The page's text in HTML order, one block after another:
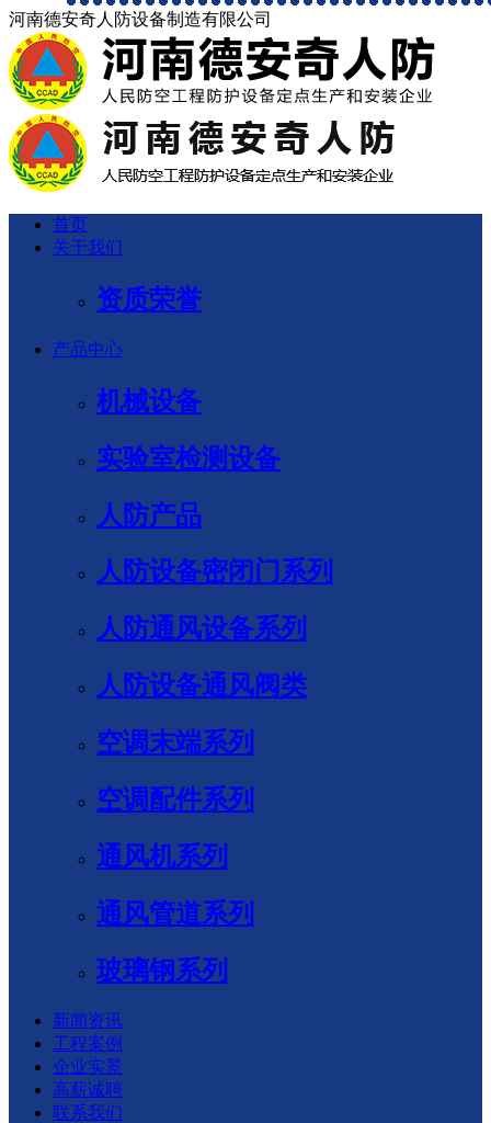
河南德安奇人防设备制造有限公司
首页
关于我们
资质荣誉
产品中心
机械设备
实验室检测设备
人防产品
人防设备密闭门系列
人防通风设备系列
人防设备通风阀类
空调末端系列
空调配件系列
通风机系列
通风管道系列
玻璃钢系列
新闻资讯
工程案例
企业实景
高薪诚聘
联系我们